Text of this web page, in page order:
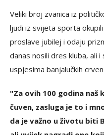
Veliki broj zvanica iz
ljudi iz svijeta sporta
proslave jubilej i odaju
danas nosili dres kluba, ali
uspjesima banjalučkih
"Za ovih 100 godina naš
čuven, zasluga je to i
da je važno u životu biti